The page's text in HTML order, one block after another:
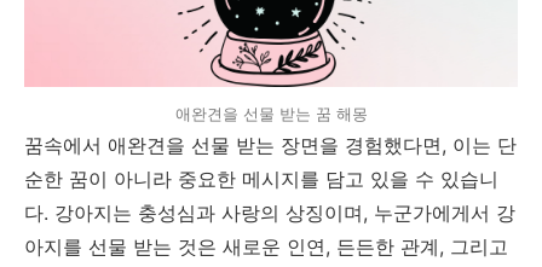
애완견을 선물 받는 꿈 해몽
꿈속에서 애완견을 선물 받는 장면을 경험했다면, 이는 단
순한 꿈이 아니라 중요한 메시지를 담고 있을 수 있습니
다. 강아지는 충성심과 사랑의 상징이며, 누군가에게서 강
아지를 선물 받는 것은 새로운 인연, 든든한 관계, 그리고